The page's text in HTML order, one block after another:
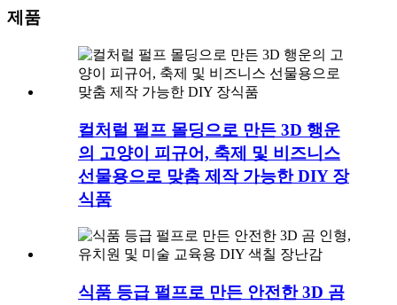
제품
컬처럴 펄프 몰딩으로 만든 3D 행운
의 고양이 피규어, 축제 및 비즈니스
선물용으로 맞춤 제작 가능한 DIY 장
식품
식품 등급 펄프로 만든 안전한 3D 곰